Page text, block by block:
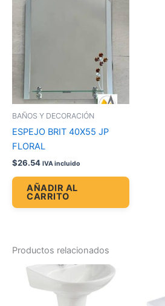
BAÑOS Y DECORACIÓN
ESPEJO BRIT 40X55 JP
FLORAL
$26.54 IVA incluido
AÑADIR AL
CARRITO
Productos relacionados
range:
$30.78
through
tiene